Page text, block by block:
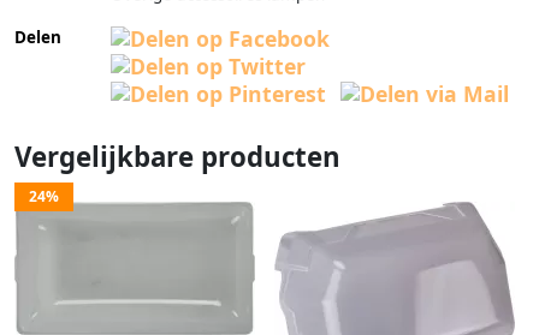
Delen
Vergelijkbare producten
24%